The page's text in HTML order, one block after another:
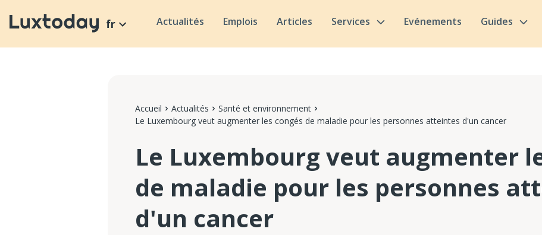
fr Actualités Emplois Articles Services Evénements Guides
Accueil Actualités
Santé et environnement
Le Luxembourg veut augmenter les congés de maladie pour les personnes atteintes d'un cancer
Le Luxembourg veut augmenter
de maladie pour les personnes
d'un cancer